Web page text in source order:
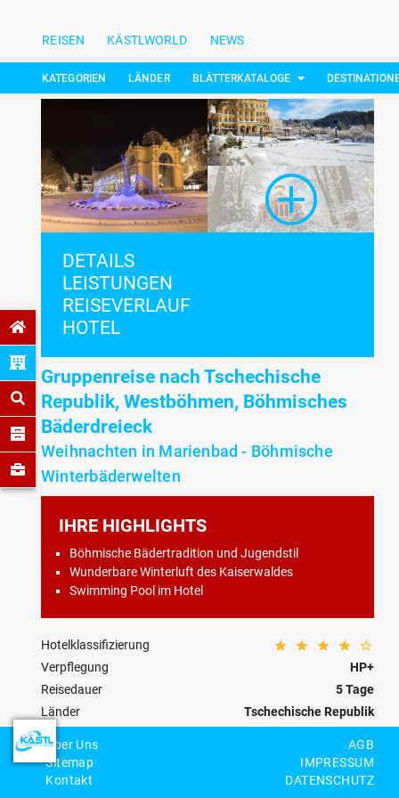
REISEN KÄSTLWORLD NEWS
KATEGORIEN LÄNDER BLÄTTERKATALOGE
DETAILS
LEISTUNGEN
REISEVERLAUF
HOTEL
Gruppenreise nach Tschechische
Republik, Westböhmen, Böhmisches
Bäderdreieck
Weihnachten in Marienbad - Böhmische
Winterbäderwelten
IHRE HIGHLIGHTS
Böhmische Bädertradition und Jugendstil
Wunderbare Winterluft des Kaiserwaldes
Swimming Pool im Hotel
Hotelklassifizierung
Verpflegung
HP+
Reisedauer
5 Tage
Länder
Tschechische Republik
Kategorie
Reisecode
CZ-03-W-0007
Über Uns
Sitemap
Kontakt
AGB
IMPRESSUM
DATENSCHUTZ